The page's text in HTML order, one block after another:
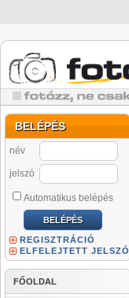
BELÉPÉS
név
jelszó
Automatikus belépés
REGISZTRÁCIÓ
ELFELEJTETT JELSZÓ
FŐOLDAL